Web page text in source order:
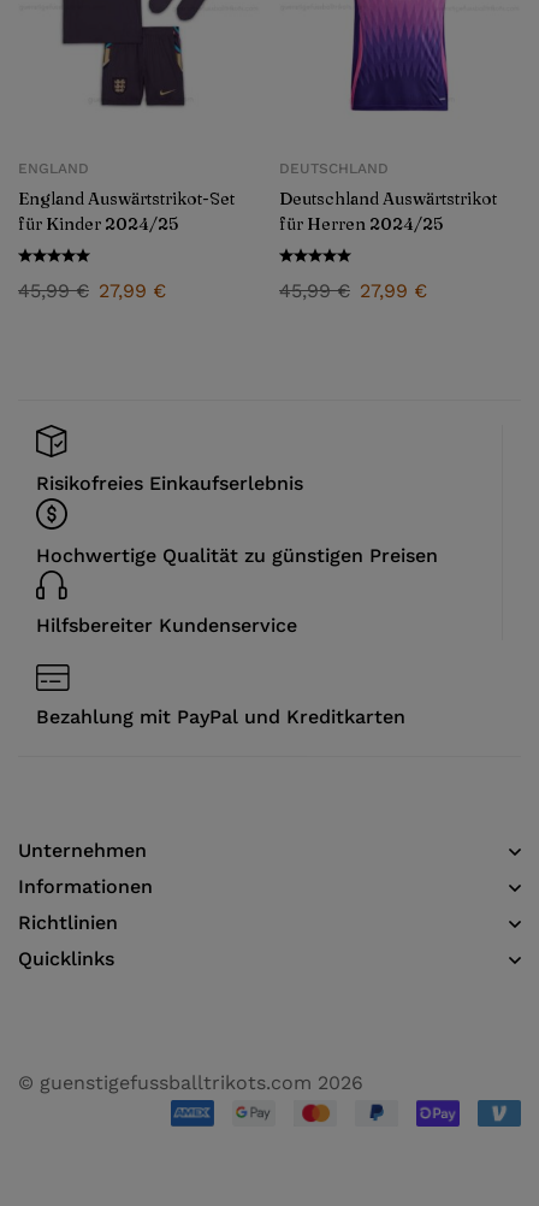
ENGLAND
England Auswärtstrikot-Set
für Kinder 2024/25
45,99€ 27,99 €
DEUTSCHLAND
Deutschland Auswärtstrikot
für Herren 2024/25
45,99€ 27,99 €
Risikofreies Einkaufserlebnis
Hochwertige Qualität zu günstigen Preisen
Hilfsbereiter Kundenservice
Bezahlung mit PayPal und Kreditkarten
Unternehmen
Informationen​
Richtlinien
Quicklinks
© guenstigefussballtrikots.com 2026